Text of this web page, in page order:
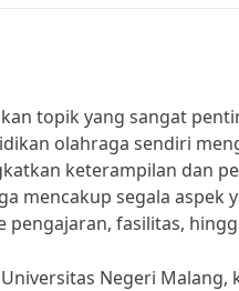
topik yang sangat
olahraga sendiri
keterampilan dan
mencakup segala aspek
fasilitas,
Negeri Malang,